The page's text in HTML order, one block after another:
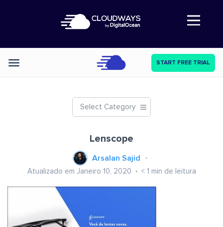
Abre a navegação
Categories START FREE TRIAL
Select Category
Lenscope
Arsalan Sajid
Atualizado em Janeiro 10, 2020 < 1 min de leitura